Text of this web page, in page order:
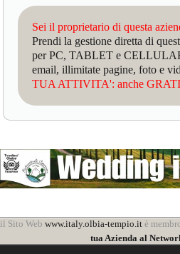
Sei il proprietario di questa
Prendi la gestione diretta di
per PC, TABLET e
email, illimitate pagine, foto e
TUA ATTIVITA': anche
il Sito Web www.italy.olbia-tempio.it è
tua Azienda al